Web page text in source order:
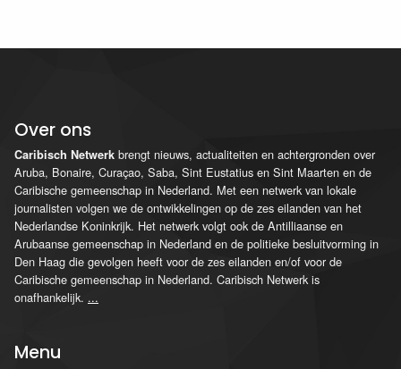
Over ons
Caribisch Netwerk brengt nieuws, actualiteiten en achtergronden over
Aruba, Bonaire, Curaçao, Saba, Sint Eustatius en Sint Maarten en de
Caribische gemeenschap in Nederland. Met een netwerk van lokale
journalisten volgen we de ontwikkelingen op de zes eilanden van het
Nederlandse Koninkrijk. Het netwerk volgt ook de Antilliaanse en
Arubaanse gemeenschap in Nederland en de politieke besluitvorming in
Den Haag die gevolgen heeft voor de zes eilanden en/of voor de
Caribische gemeenschap in Nederland. Caribisch Netwerk is
onafhankelijk. ...
Menu